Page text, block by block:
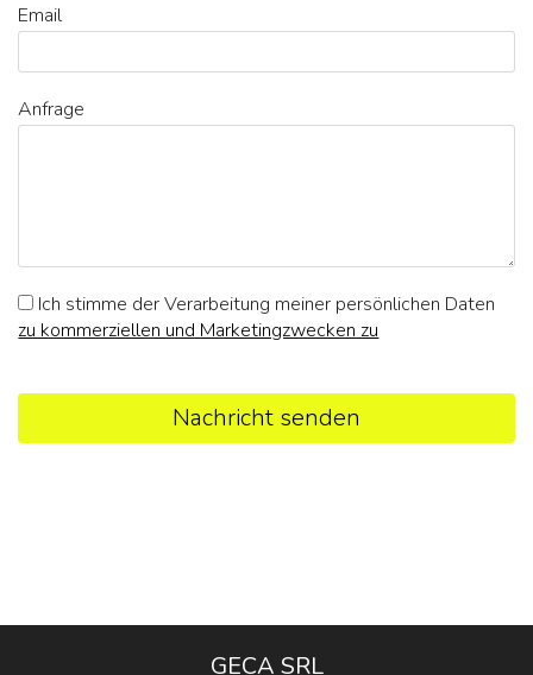
Email
Anfrage
Ich stimme der Verarbeitung meiner persönlichen Daten
zu kommerziellen und Marketingzwecken zu
Nachricht senden
GECA SRL